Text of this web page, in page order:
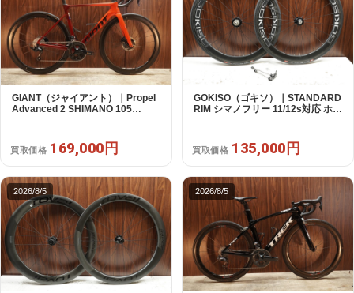
GIANT（ジャイアント）｜Propel
Advanced 2 SHIMANO 105
買取価格 169,000円
GOKISO（ゴキソ）｜STANDARD
RIM シマノフリー 11/12s対応 ホイ
買取価格 135,000円
2026/8/5 2026/8/5